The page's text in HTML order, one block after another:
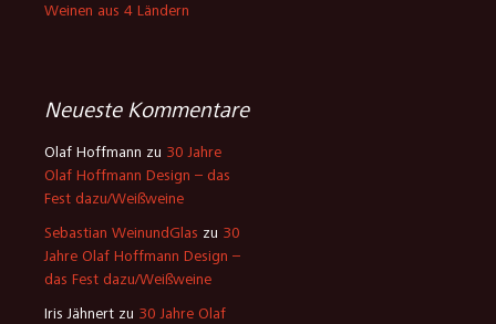
Weinen aus 4 Ländern
Neueste Kommentare
Olaf Hoffmann zu 30 Jahre
Olaf Hoffmann Design – das
Fest dazu/Weißweine
Sebastian WeinundGlas zu 30
Jahre Olaf Hoffmann Design –
das Fest dazu/Weißweine
Iris Jähnert zu 30 Jahre Olaf